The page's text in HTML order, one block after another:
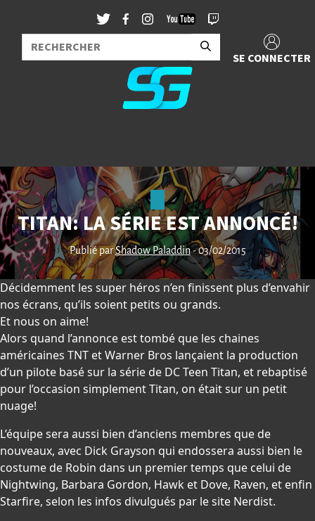
SE CONNECTER
TITAN: LA SÉRIE EST ANNONCÉ!
Publié parShadow Paladdin- 03/02/2015
Décidemment les super héros n’en finissent plus d’envahir
nos écrans, qu’ils soient petits ou grands.
Et nous on aime!
Alors quand l’annonce est tombé que les chaines
américaines TNT et Warner Bros lançaient la production
d’un pilote basé sur la série de DC Teen Titan, et rebaptisé
pour l’occasion simplement Titan, on était sur un petit
nuage!
L’équipe sera aussi bien d’anciens membres que de
nouveaux, avec Dick Grayson qui endossera aussi bien le
costume de Robin dans un premier temps que celui de
Nightwing, Barbara Gordon, Hawk et Dove, Raven, et enfin
Starfire, selon les infos divulgués par le site Nerdist.